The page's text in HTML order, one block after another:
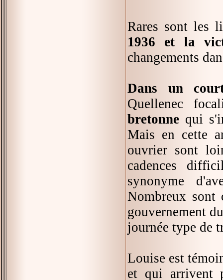
Rares sont les
1936 et la
changements
Dans un
Quellenec
bretonne qui
Mais en cette
ouvrier sont
cadences
synonyme
Nombreux sont
gouvernement
journée type de
Louise est
et qui arrivent